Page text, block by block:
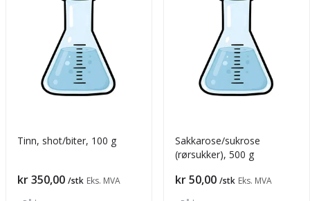
Tinn, shot/biter, 100 g
Pris
kr 350,00 /stk Eks. MVA
Sakkarose/sukrose
(rørsukker), 500 g
Pris
kr 50,00 /stk Eks. MVA